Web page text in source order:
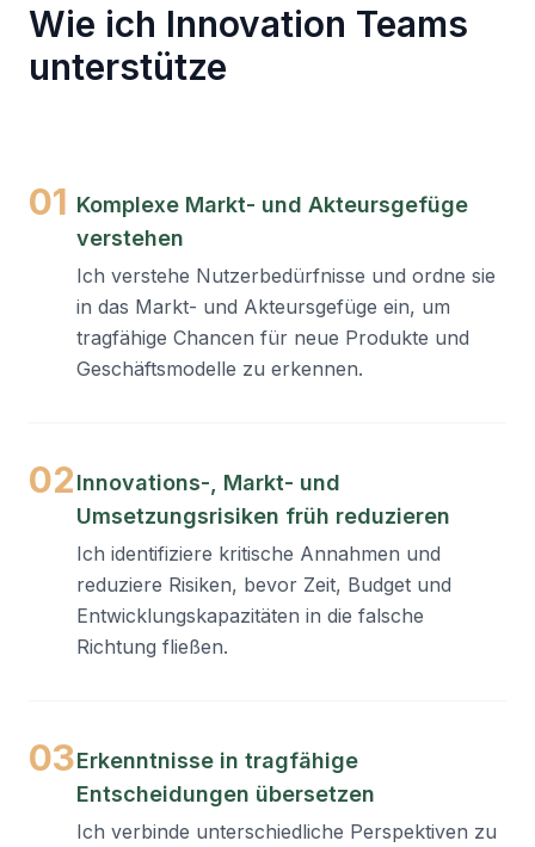
Wie ich Innovation Teams
unterstütze
01 Komplexe Markt- und Akteursgefüge
verstehen
Ich verstehe Nutzerbedürfnisse und ordne sie
in das Markt- und Akteursgefüge ein, um
tragfähige Chancen für neue Produkte und
Geschäftsmodelle zu erkennen.
02Innovations-, Markt- und
Umsetzungsrisiken früh reduzieren
Ich identifiziere kritische Annahmen und
reduziere Risiken, bevor Zeit, Budget und
Entwicklungskapazitäten in die falsche
Richtung fließen.
03Erkenntnisse in tragfähige
Entscheidungen übersetzen
Ich verbinde unterschiedliche Perspektiven zu